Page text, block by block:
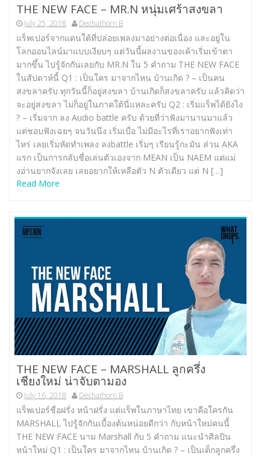
THE NEW FACE – MR.N หนุ่มเศร้าสงขลา
July 25, 2018 Dechathorn B
แร็พเปอร์จากแดนใต้ที่ปล่อยเพลงมาอย่างต่อเนื่อง และอยู่ใน
โลกออนไลน์มาแบบเงียบๆ แต่วันนี้ผลงานของเค้าเริ่มเข้าตา
มากขึ้น ไปรู้จักกันเลยกับ MR.N ใน 5 คำถาม THE NEW FACE
ในสัปดาห์นี้ Q1 : เป็นใคร มาจากไหน บ้านเกิด ? – เป็นคน
สงขลาครับ ทุกวันนี้ก็อยู่สงขลา บ้านเกิดก็สงขลาครับ แล้วคิดว่า
จะอยู่สงขลา ไม่ก็อยู่ในภาคใต้นี่แหละครับ Q2 : เริ่มแร็พได้ยังไง
? – เริ่มจาก ลง Audio battle ครับ ด้วยที่ว่าฟังมานานมาแล้ว
แต่ชอบฟังเฉยๆ จนวันนึง เริ่มเบื่อ ไม่มีอะไรที่เราอยากฟังเท่า
ไหร่ เลยเริ่มหัดทำเพลง ลงbattle เริ่มๆ เรียนรู้กะมัน ส่วน AKA
แรก เป็นการกลับชื่อเล่นตัวเองจาก MEAN เป็น NAEM แต่แม่
งอ่านยากจังเลย เลยอยากให้เหลือตัว N ตัวเดียว แต่ N […]
Read More
THE NEW FACE – MARSHALL ลูกครึ่ง
เชียงใหม่ น่าจับตามอง
July 16, 2018 Dechathorn B
แร็พเปอร์ชื่อฝรั่ง หน้าฝรั่ง แต่แร็พในภาษาไทย เขาคือใครกัน
MARSHALL ไปรู้จักกันเบื้องต้นหน่อยดีกว่า กับหน้าใหม่คนนี้
THE NEW FACE นาม Marshall กับ 5 คำถาม แนะนำศิลปิน
หน้าใหม่ Q1 : เป็นใคร มาจากไหน บ้านเกิด ? – เป็นเด็กลูกครึ่ง